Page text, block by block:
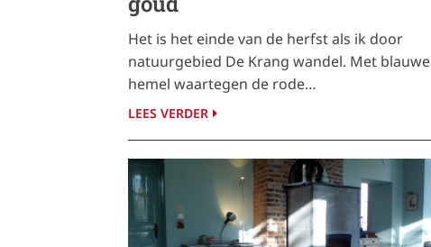
Het is het einde van de herfst als ik door
natuurgebied De Krang wandel. Met blauwe
hemel waartegen de rode…
LEES VERDER